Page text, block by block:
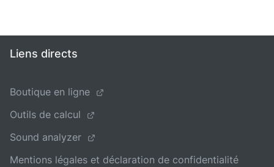
Liens directs
Boutique en ligne
Outils de calcul
Sound analyzer
Mentions légales et déclaration de confidentialité